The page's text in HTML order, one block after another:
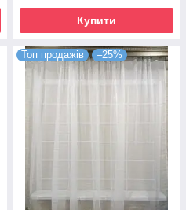
Купити
Топ продажів –25%